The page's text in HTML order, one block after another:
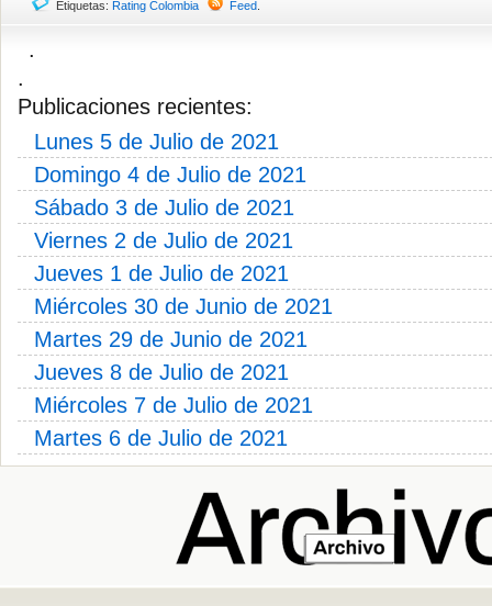
Etiquetas: Rating Colombia Feed
.
.
Publicaciones recientes:
Lunes 5 de Julio de 2021
Domingo 4 de Julio de 2021
Sábado 3 de Julio de 2021
Viernes 2 de Julio de 2021
Jueves 1 de Julio de 2021
Miércoles 30 de Junio de 2021
Martes 29 de Junio de 2021
Jueves 8 de Julio de 2021
Miércoles 7 de Julio de 2021
Martes 6 de Julio de 2021